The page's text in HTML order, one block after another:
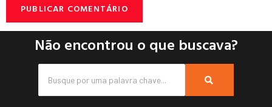
Não encontrou o que buscava?